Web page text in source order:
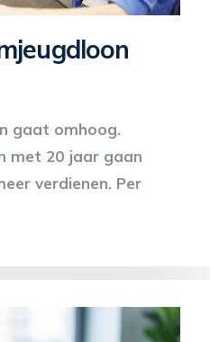
gaat omhoog.
met 20 jaar gaan
verdienen. Per